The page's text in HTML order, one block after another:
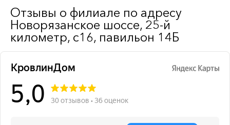
Отзывы о филиале по адресу
Новорязанское шоссе, 25-й
километр, с16, павильон 14Б